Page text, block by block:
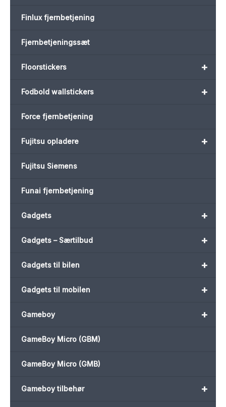
Finlux fjernbetjening
Fjernbetjeningssæt
+
Floorstickers
+
Fodbold wallstickers
Force fjernbetjening
+
Fujitsu opladere
Fujitsu Siemens
Funai fjernbetjening
+
Gadgets
+
Gadgets – Særtilbud
+
Gadgets til bilen
+
Gadgets til mobilen
+
Gameboy
GameBoy Micro (GBM)
GameBoy Micro (GMB)
+
Gameboy tilbehør